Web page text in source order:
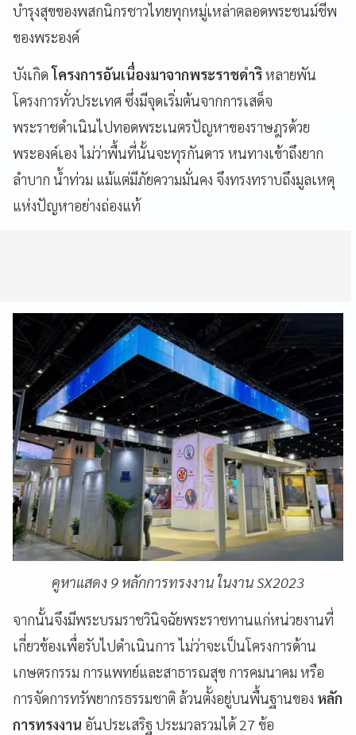
บำรุงสุขของพสกนิกรชาวไทยทุกหมู่เหล่าตลอดพระชนม์ชีพ
ของพระองค์
บังเกิดโครงการอันเนื่องมาจากพระราชดำริหลายพัน
โครงการทั่วประเทศ ซึ่งมีจุดเริ่มต้นจากการเสด็จ
พระราชดำเนินไปทอดพระเนตรปัญหาของราษฎรด้วย
พระองค์เอง ไม่ว่าพื้นที่นั้นจะทุรกันดาร หนทางเข้าถึงยาก
ลำบาก น้ำท่วม แม้แต่มีภัยความมั่นคง จึงทรงทราบถึงมูลเหตุ
แห่งปัญหาอย่างถ่องแท้
คูหาแสดง 9 หลักการทรงงาน ในงาน SX2023
จากนั้นจึงมีพระบรมราชวินิจฉัยพระราชทานแก่หน่วยงานที่
เกี่ยวข้องเพื่อรับไปดำเนินการ ไม่ว่าจะเป็นโครงการด้าน
เกษตรกรรม การแพทย์และสาธารณสุข การคมนาคม หรือ
การจัดการทรัพยากรธรรมชาติ ล้วนตั้งอยู่บนพื้นฐานของ หลัก
การทรงงาน อันประเสริฐ ประมวลรวมได้ 27 ข้อ